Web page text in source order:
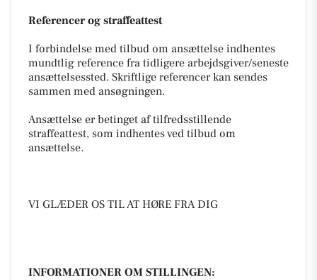
Referencer og straffeattest
I forbindelse med tilbud om ansættelse indhentes
mundtlig reference fra tidligere arbejdsgiver/seneste
ansættelsessted. Skriftlige referencer kan sendes
sammen med ansøgningen.
Ansættelse er betinget af tilfredsstillende
straffeattest, som indhentes ved tilbud om
ansættelse.
VI GLÆDER OS TIL AT HØRE FRA DIG
INFORMATIONER OM STILLINGEN: